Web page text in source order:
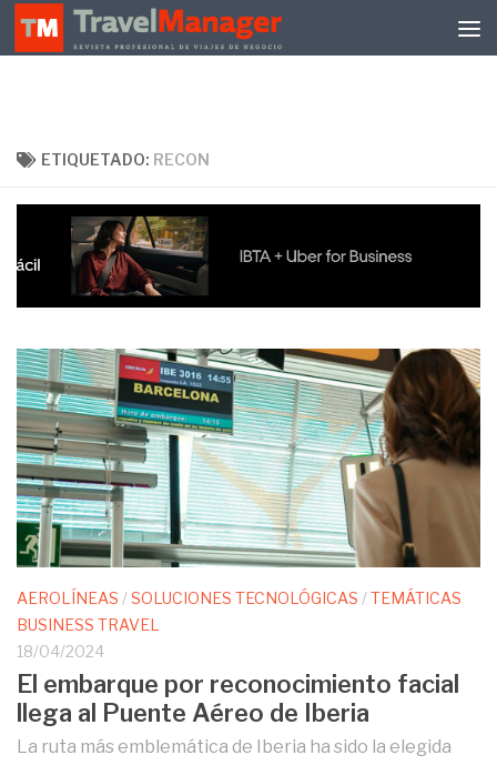
Debajo del contenido
ETIQUETADO: RECON
AEROLÍNEAS /SOLUCIONES TECNOLÓGICAS /TEMÁTICAS
BUSINESS TRAVEL
18/04/2024
El embarque por reconocimiento facial
llega al Puente Aéreo de Iberia
La ruta más emblemática de Iberia ha sido la elegida